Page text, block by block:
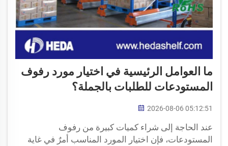
ما العوامل الرئيسية في اختيار مورد رفوف
المستودعات للطلبات بالجملة؟
2026-08-06 05:12:51
عند الحاجة إلى شراء كميات كبيرة من رفوف
المستودعات، فإن اختيار المورد المناسب أمرٌ في غاية